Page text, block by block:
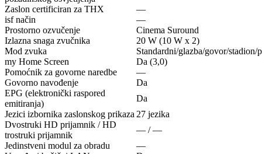
Zaslon certificiran za THX
—
isf način
—
Prostorno ozvučenje
Cinema Suround
Izlazna snaga zvučnika
20 W (10 W x 2)
Mod zvuka
Standardni/glazba/govor/stadion/
my Home Screen
Da (3,0)
Pomoćnik za govorne naredbe
—
Govorno navođenje
Da
EPG (elektronički raspored
emitiranja)
Da
Jezici izbornika zaslonskog prikaza 27 jezika
Dvostruki HD prijamnik / HD
trostruki prijamnik
— / —
Jedinstveni modul za obradu
—